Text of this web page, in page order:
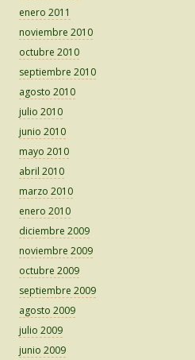
enero 2011
noviembre 2010
octubre 2010
septiembre 2010
agosto 2010
julio 2010
junio 2010
mayo 2010
abril 2010
marzo 2010
enero 2010
diciembre 2009
noviembre 2009
octubre 2009
septiembre 2009
agosto 2009
julio 2009
junio 2009